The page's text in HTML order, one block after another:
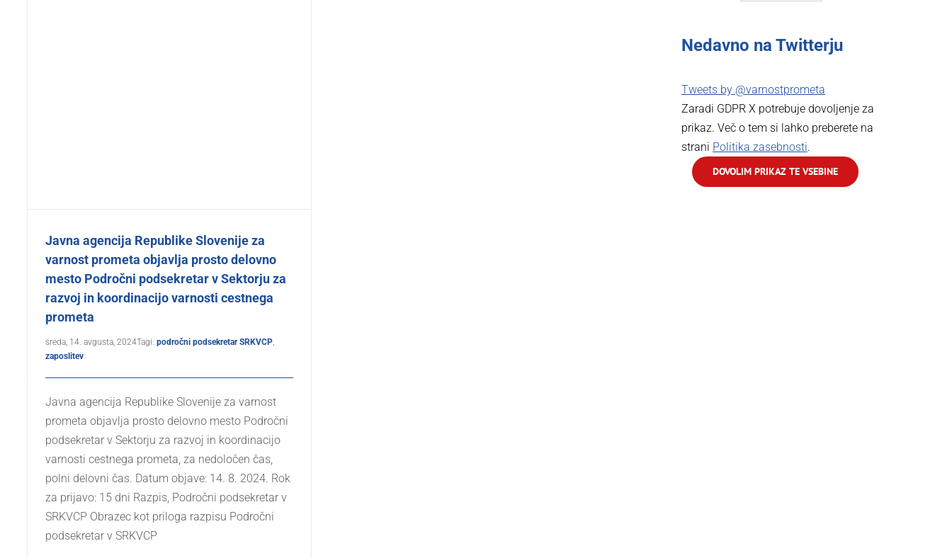
Javna agencija Republike Slovenije za
varnost prometa objavlja prosto delovno
mesto Področni podsekretar v Sektorju za
razvoj in koordinacijo varnosti cestnega
prometa
sreda, 14. avgusta, 2024Tagi: področni podsekretar SRKVCP,
zaposlitev
Javna agencija Republike Slovenije za varnost
prometa objavlja prosto delovno mesto Področni
podsekretar v Sektorju za razvoj in koordinacijo
varnosti cestnega prometa, za nedoločen čas,
polni delovni čas. Datum objave: 14. 8. 2024. Rok
za prijavo: 15 dni Razpis, Področni podsekretar v
SRKVCP Obrazec kot priloga razpisu Področni
podsekretar v SRKVCP
Nedavno na Twitterju
Tweets by @varnostprometa
Zaradi GDPR X potrebuje dovoljenje za
prikaz. Več o tem si lahko preberete na
strani Politika zasebnosti.
DOVOLIM PRIKAZ TE VSEBINE